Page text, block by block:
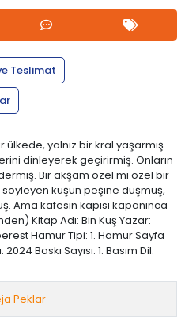
Teslimat
ülkede, yalnız bir kral yaşarmış.
dinleyerek geçirirmiş. Onların
Bir akşam özel mi özel bir
söyleyen kuşun peşine düşmüş,
Ama kafesin kapısı kapanınca
Kitap Adı: Bin Kuş Yazar:
Hamur Tipi: 1. Hamur Sayfa
2024 Baskı Sayısı: 1. Basım Dil:
Peklar